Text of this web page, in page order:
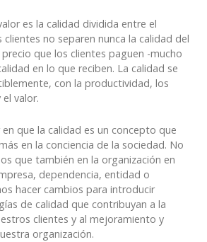
es la calidad dividida entre el
clientes no separen nunca la calidad del
que los clientes paguen -mucho
en lo que reciben. La calidad se
con la productividad, los
valor.
que la calidad es un concepto que
en la conciencia de la sociedad. No
que también en la organización en
dependencia, entidad o
hacer cambios para introducir
de calidad que contribuyan a la
clientes y al mejoramiento y
organización.